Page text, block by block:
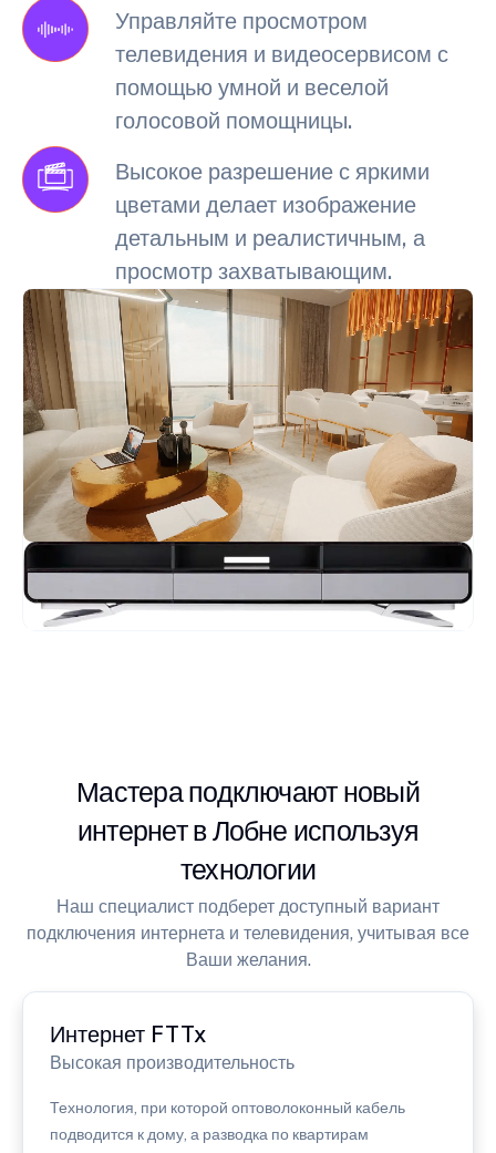
Управляйте просмотром
телевидения и видеосервисом с
помощью умной и веселой
голосовой помощницы.
Высокое разрешение с яркими
цветами делает изображение
детальным и реалистичным, а
просмотр захватывающим.
Мастера подключают новый
интернет в Лобне используя
технологии
Наш специалист подберет доступный вариант
подключения интернета и телевидения, учитывая все
Ваши желания.
Интернет FTTx
Высокая производительность
Технология, при которой оптоволоконный кабель
подводится к дому, а разводка по квартирам